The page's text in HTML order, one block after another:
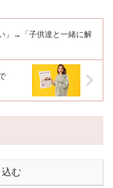
」→「子供達と一緒に解
む